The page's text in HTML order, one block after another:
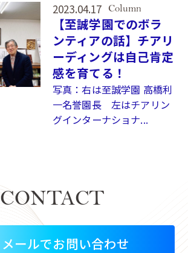
2023.04.17 Column
【至誠学園でのボラ
ンティアの話】チアリ
ーディングは自己肯定
感を育てる！
写真：右は至誠学園 高橋利
一名誉園長 左はチアリン
グインターナショナ...
CONTACT
メールでお問い合わせ